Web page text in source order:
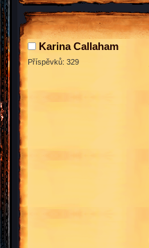
Karina Callaham
Příspěvků: 329